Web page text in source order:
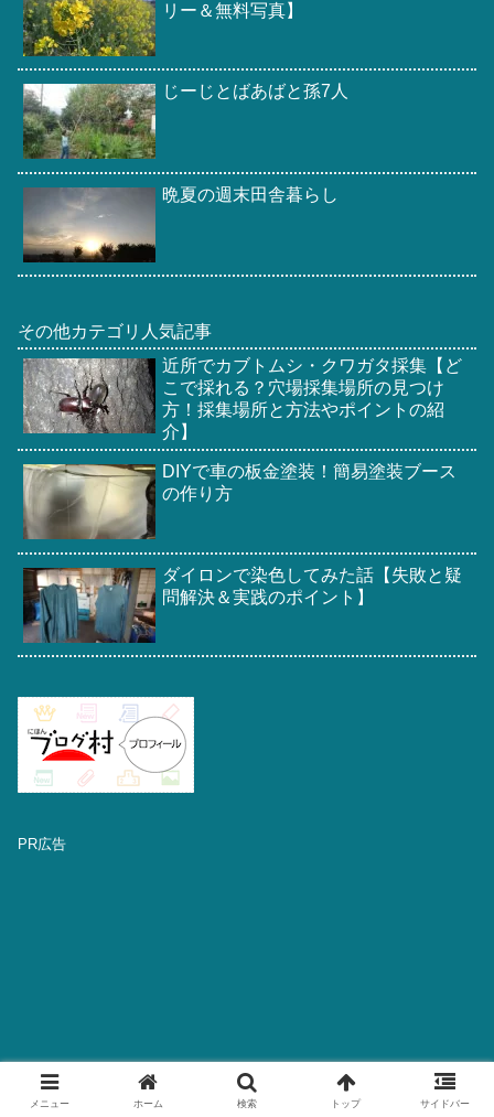
リー＆無料写真】
じーじとばあばと孫7人
晩夏の週末田舎暮らし
その他カテゴリ人気記事
近所でカブトムシ・クワガタ採集【ど
こで採れる？穴場採集場所の見つけ
方！採集場所と方法やポイントの紹
介】
DIYで車の板金塗装！簡易塗装ブース
の作り方
ダイロンで染色してみた話【失敗と疑
問解決＆実践のポイント】
PR広告
メニュー ホーム 検索 トップ サイドバー